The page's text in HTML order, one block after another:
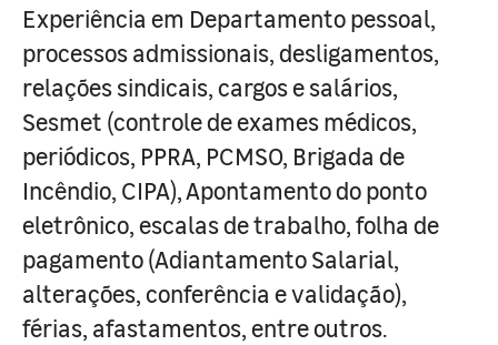
Experiência em Departamento pessoal,
processos admissionais, desligamentos,
relações sindicais, cargos e salários,
Sesmet (controle de exames médicos,
periódicos, PPRA, PCMSO, Brigada de
Incêndio, CIPA), Apontamento do ponto
eletrônico, escalas de trabalho, folha de
pagamento (Adiantamento Salarial,
alterações, conferência e validação),
férias, afastamentos, entre outros.